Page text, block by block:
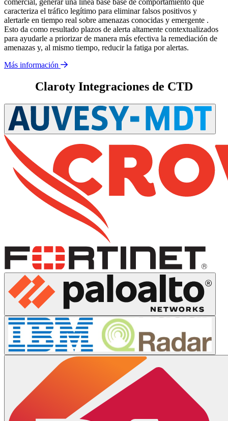
comercial, generar una línea base base de comportamiento que
caracteriza el tráfico legítimo para eliminar falsos positivos y
alertarle en tiempo real sobre amenazas conocidas y emergente .
Esto da como resultado plazos de alerta altamente contextualizados
para ayudarle a priorizar de manera más efectiva la remediación de
amenazas y, al mismo tiempo, reducir la fatiga por alertas.
Más información
Claroty Integraciones de CTD